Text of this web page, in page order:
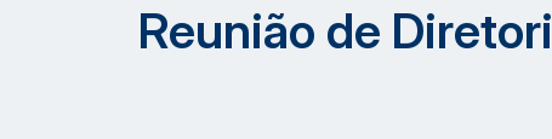
Reunião de